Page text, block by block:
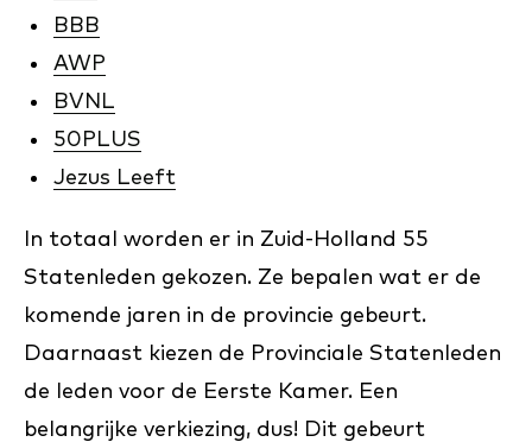
BBB
AWP
BVNL
50PLUS
Jezus Leeft
In totaal worden er in Zuid-Holland 55
Statenleden gekozen. Ze bepalen wat er de
komende jaren in de provincie gebeurt.
Daarnaast kiezen de Provinciale Statenleden
de leden voor de Eerste Kamer. Een
belangrijke verkiezing, dus! Dit gebeurt